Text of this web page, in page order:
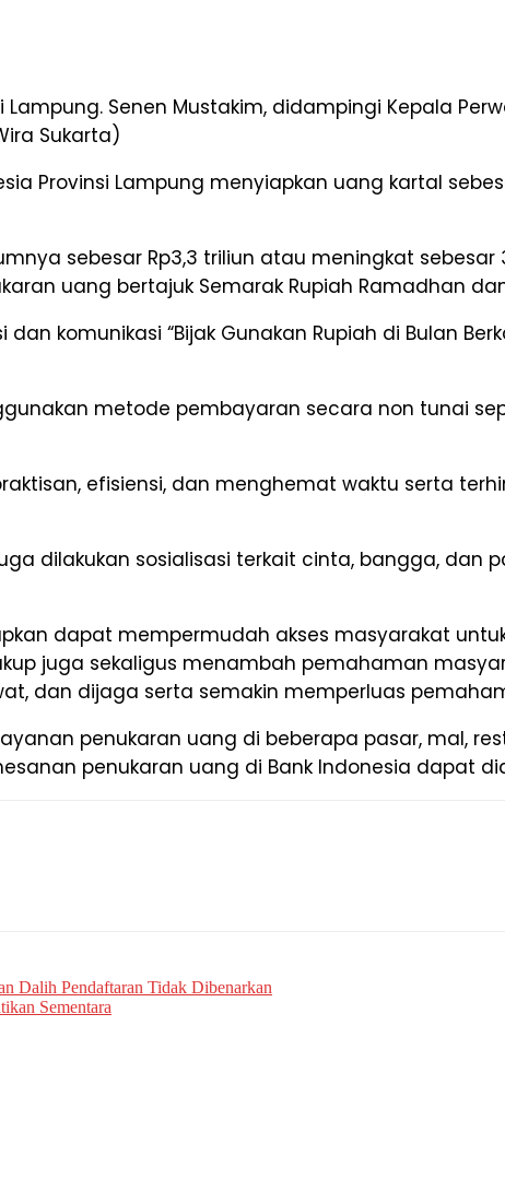
Lampung. Senen Mustakim, didampingi Kepala
Sukarta)
Provinsi Lampung menyiapkan uang kartal
sebesar Rp3,3 triliun atau meningkat sebesar
uang bertajuk Semarak Rupiah Ramadhan
komunikasi “Bijak Gunakan Rupiah di Bulan
metode pembayaran secara non tunai
efisiensi, dan menghemat waktu serta
dilakukan sosialisasi terkait cinta, bangga, dan
dapat mempermudah akses masyarakat
juga sekaligus menambah pemahaman
dan dijaga serta semakin memperluas
penukaran uang di beberapa pasar, mal,
penukaran uang di Bank Indonesia dapat
Dalih Pendaftaran Tidak Dibenarkan
Sementara